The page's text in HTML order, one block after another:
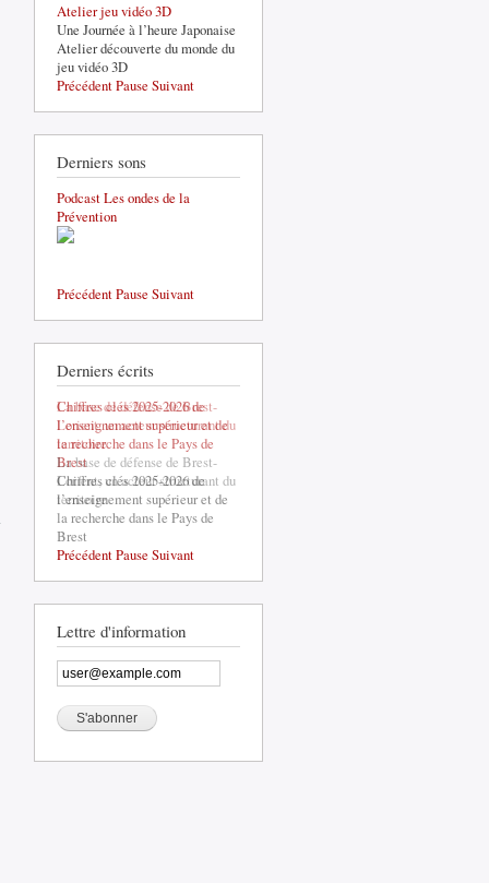
de Lannion-
Trégor
Second
2024 : des
signaux
contrastés
dans un
contexte
économique
Atelier jeu vidéo 3D
Une Journée à l’heure Japonaise
Atelier découverte du monde du
jeu vidéo 3D
PrécédentPause Suivant
Derniers sons
Podcast Les ondes de la
Prévention
PrécédentPause Suivant
Derniers écrits
La base de défense de Brest-
Lorient, un acteur structurant du
territoire
La base de défense de Brest-
Lorient, un acteur structurant du
territoire
PrécédentPause Suivant
Lettre d'information